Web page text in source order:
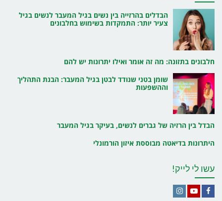
הבדלים בהרזייה בין נשים בגיל המעבר לנשים בגיל
צעיר יותר: התמקדות בשימוש בחלבונים
חלבונים בתזונה: מה זה אומר ואילו יתרונות יש להם
שומן בטני שנודד לבטן בגיל המעבר: הבנת התהליך
וההשפעות
הבדל בין הרזיה של גברים לנשים, בעיקר בגיל המעבר
היתרונות בדיאטה מבוססת איזון הורמונלי
עשו לי לייק!